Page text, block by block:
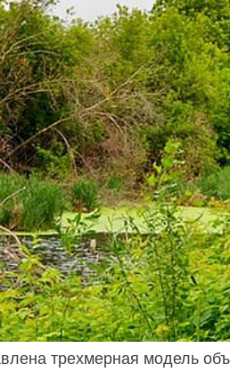
трехмерная модель